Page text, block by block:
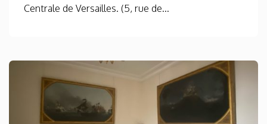
Centrale de Versailles. (5, rue de...